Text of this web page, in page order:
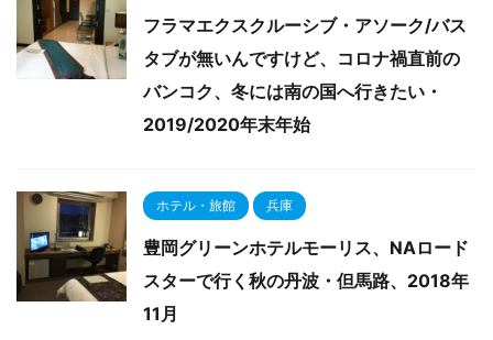
フラマエクスクルーシブ・アソーク/バス
タブが無いんですけど、コロナ禍直前の
バンコク、冬には南の国へ行きたい・
2019/2020年末年始
ホテル・旅館 兵庫
豊岡グリーンホテルモーリス、NAロード
スターで行く秋の丹波・但馬路、2018年
11月